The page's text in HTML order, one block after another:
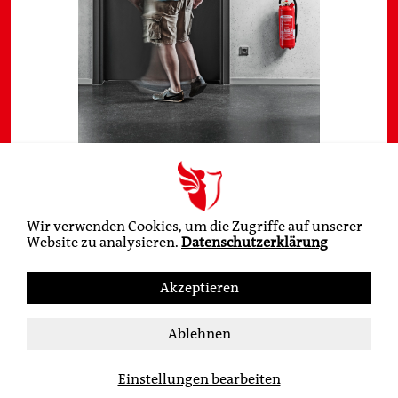
Service
Kontakt
Impressum
Datenschutz
AGB
Wir verwenden Cookies, um die Zugriffe auf unserer
Website zu analysieren. Datenschutzerklärung
Ablehnen
Akzeptieren
Einstellungen bearbeiten